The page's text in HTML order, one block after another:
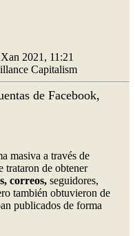
2021, 11:21
Capitalism
de Facebook,
masiva a través de
trataron de obtener
correos, seguidores,
también obtuvieron de
publicados de forma